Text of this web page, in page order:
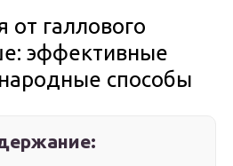
от галлового
эффективные
способы